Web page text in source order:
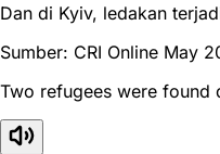
Dan di Kyiv, ledakan
Sumber: CRI Online May
Two refugees were found